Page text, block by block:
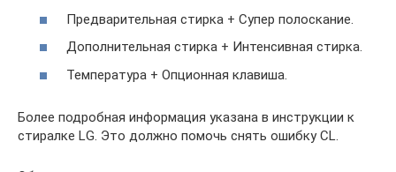
Предварительная стирка + Супер полоскание.
Дополнительная стирка + Интенсивная стирка.
Температура + Опционная клавиша.
Более подробная информация указана в инструкции к
стиралке LG. Это должно помочь снять ошибку CL.